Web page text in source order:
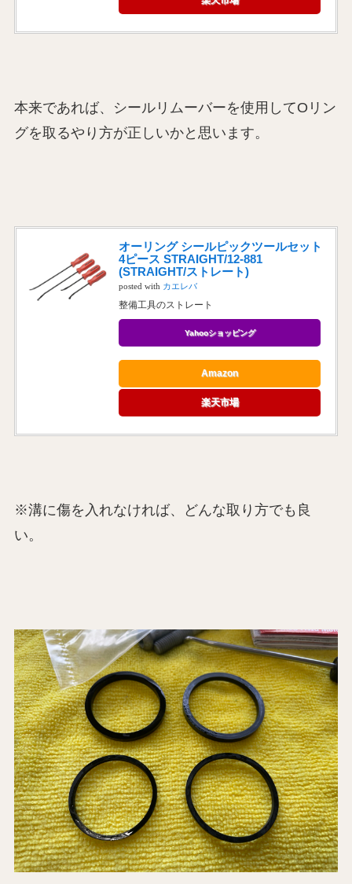
本来であれば、シールリムーバーを使用してOリン
グを取るやり方が正しいかと思います。
オーリング シールピックツールセット
4ピース STRAIGHT/12-881
(STRAIGHT/ストレート)
posted with カエレバ
整備工具のストレート
Yahooショッピング
Amazon
楽天市場
※溝に傷を入れなければ、どんな取り方でも良
い。